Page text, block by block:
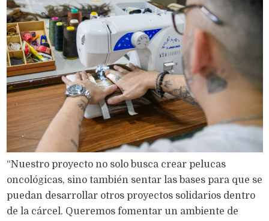
“Nuestro proyecto no solo busca crear pelucas
oncológicas, sino también sentar las bases para que se
puedan desarrollar otros proyectos solidarios dentro
de la cárcel. Queremos fomentar un ambiente de